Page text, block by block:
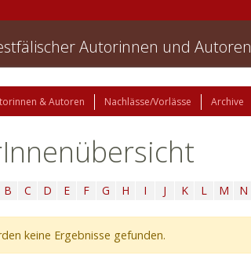
Autorinnen und Autoren
& Autoren Nachlässe/Vorlässe Archive
B C D E F G H I J K L M N
keine Ergebnisse gefunden.